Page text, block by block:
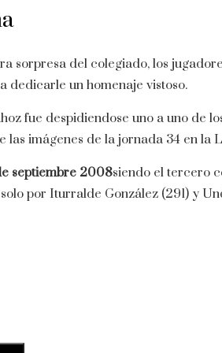
sorpresa del colegiado, los
dedicarle un homenaje vistoso.
fue despidiendose uno a uno de
las imágenes de la jornada 34 en la
septiembre 2008siendo el tercero
por Iturralde González (291) y